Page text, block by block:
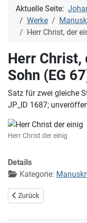
Aktuelle Seite:
Werke
Herr Christ, der
Herr Christ,
Sohn (EG
Satz für zwei gleiche
JP_ID 1687;
Herr Christ der einig
Details
Kategorie:
Vorheriger Beitrag: Herr
Zurück